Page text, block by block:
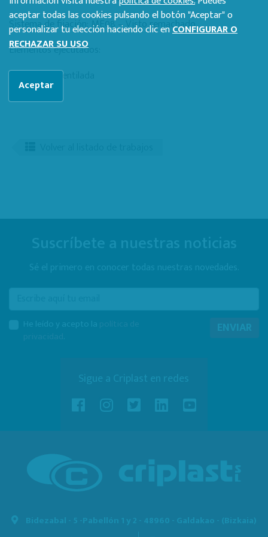
Sistema de fijación: ME08 – Visto remachado
Elementos ejecutados:
Fachada ventilada
ENVIAR
Sigue a Criplast en redes
Bidezabal - 5 -Pabellón 1 y 2 - 48960 - Galdakao - (Bizkaia)
aceptar todas las cookies pulsando el botón "Aceptar" o
personalizar tu elección haciendo clic enCONFIGURAR O
RECHAZAR SU USO
Aceptar